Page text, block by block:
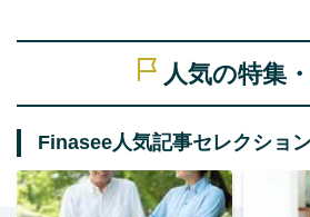
人気の特集
Finasee人気記事セレクショ